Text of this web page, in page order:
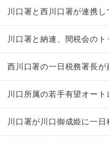
川口署と西川口署が連携
川口署と納連、間税会の
西川口署の一日税務署長
川口所属の若手有望オー
川口署が川口御成姫に一